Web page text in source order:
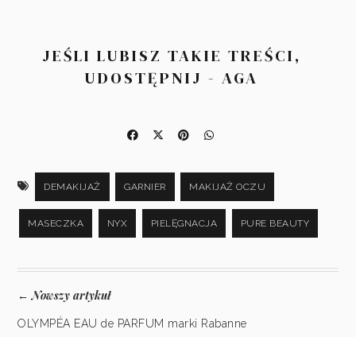
JEŚLI LUBISZ TAKIE TREŚCI,
UDOSTĘPNIJ - AGA
DEMAKIJAŻ GARNIER MAKIJAŻ OCZU
MASECZKA NYX PIELĘGNACJA PURE BEAUTY
←Nowszy artykuł
OLYMPÉA EAU de PARFUM marki Rabanne